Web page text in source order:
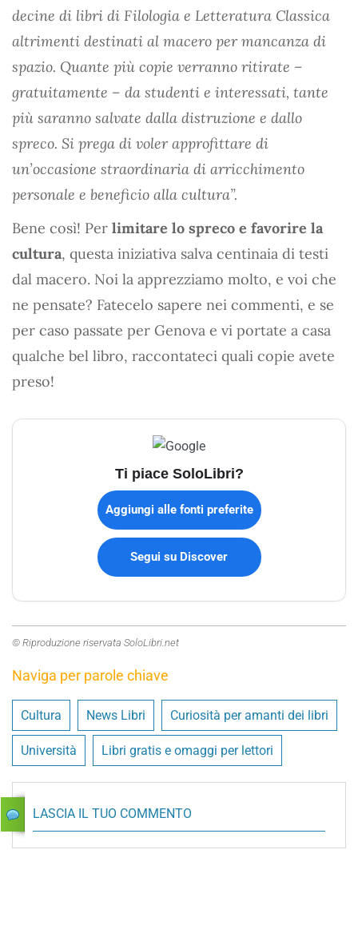
decine di libri di Filologia e Letteratura Classica
altrimenti destinati al macero per mancanza di
spazio. Quante più copie verranno ritirate –
gratuitamente – da studenti e interessati, tante
più saranno salvate dalla distruzione e dallo
spreco. Si prega di voler approfittare di
un’occasione straordinaria di arricchimento
personale e beneficio alla cultura”.
Bene così! Per limitare lo spreco e favorire la
cultura, questa iniziativa salva centinaia di testi
dal macero. Noi la apprezziamo molto, e voi che
ne pensate? Fatecelo sapere nei commenti, e se
per caso passate per Genova e vi portate a casa
qualche bel libro, raccontateci quali copie avete
preso!
Ti piace SoloLibri?
Aggiungi alle fonti preferite
Segui su Discover
© Riproduzione riservata SoloLibri.net
Naviga per parole chiave
Cultura News Libri Curiosità per amanti dei libri
Università Libri gratis e omaggi per lettori
LASCIA IL TUO COMMENTO